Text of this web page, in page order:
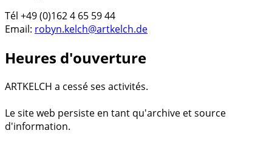
Tél +49 (0)162 4 65 59 44
Email: robyn.kelch@artkelch.de
Heures d'ouverture
ARTKELCH a cessé ses activités.
Le site web persiste en tant qu'archive et source
d'information.